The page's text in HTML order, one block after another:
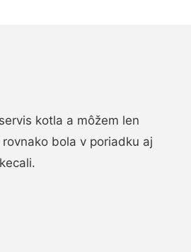
kotla a môžem len
bola v poriadku aj